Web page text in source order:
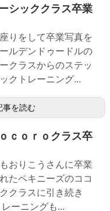
シッククラス卒業
りをして卒業写真を
ルデンドゥードルの
クラスからのステッ
クトレーニング...
事を読む
ｃｏｒｏクラス卒
おりこうさんに卒業
たペキニーズのココ
クラスに引き続き
ーニングも...